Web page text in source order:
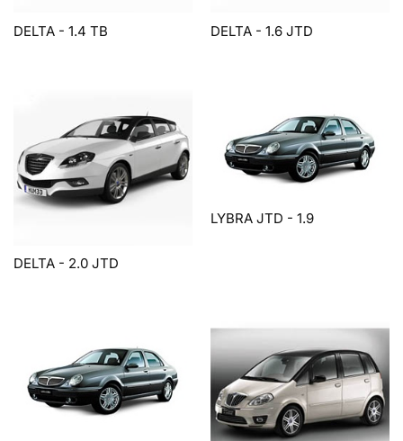
DELTA - 1.4 TB DELTA - 1.6 JTD
DELTA - 2.0 JTD
LYBRA JTD - 1.9